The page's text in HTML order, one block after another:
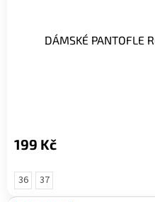
DÁMSKÉ PANTOFLE
199 Kč
36 37